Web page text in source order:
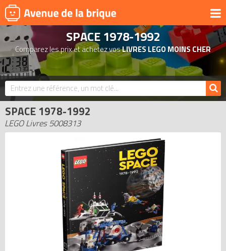
UNIVERS
PRODUITS DÉRIVÉS
NOUVEAUTÉS
LEGO 2026
BONS PLANS
ASSOCIATIONS DE FANS
EXPOSITIONS LEGO
LEGO LES PLUS CHERS
DERNIERS LEGO AJOUTÉS
SPACE 1978-1992
Comparez les prix et achetez vosLIVRES LEGO MOINS CHER
SPACE 1978-1992
LEGO Livres 5008313